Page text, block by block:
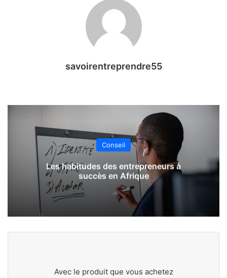
savoirentreprendre55
Conseil
Les habitudes des entrepreneurs à
succès en Afrique
Avec le produit que vous achetez